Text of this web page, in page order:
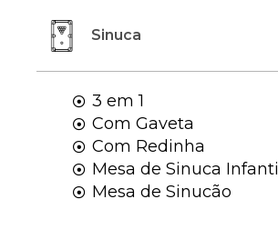
Sinuca
 3 em 1
 Com Gaveta
 Com Redinha
 Mesa de Sinuca Infantil
 Mesa de Sinucão